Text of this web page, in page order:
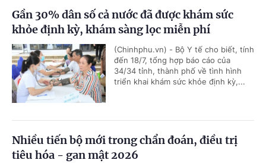
Gần 30% dân số cả nước đã được khám sức
khỏe định kỳ, khám sàng lọc miễn phí
(Chinhphu.vn) - Bộ Y tế cho biết, tính
đến 18/7, tổng hợp báo cáo của
34/34 tỉnh, thành phố về tình hình
triển khai khám sức khỏe định kỳ,...
Nhiều tiến bộ mới trong chẩn đoán, điều trị
tiêu hóa - gan mật 2026